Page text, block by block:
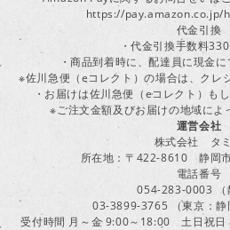
https://pay.amazon.co.jp/
代金引換
・代金引換手数料330
・商品到着時に、配達員に現金に
※佐川急便（eコレクト）の場合は、クレ
・お届けは佐川急便（eコレクト）も
※ご注文金額及びお届けの地域によ
運営会社
株式会社 タ
所在地：〒422-8610 静岡
電話番号
054-283-0003 （
03-3899-3765 （東京：静
受付時間 月～金 9:00～18:00 土日祝